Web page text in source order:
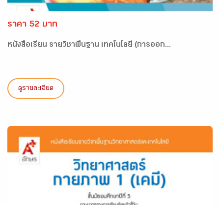
ราคา 52 บาท
หนังสือเรียน รายวิชาพื้นฐาน เทคโนโลยี (การออก...
ดูรายละเอียด